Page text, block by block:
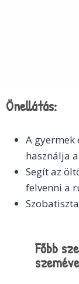
Önellátás:
A gyermek
használja
Segít az
felvenni a
Főbb